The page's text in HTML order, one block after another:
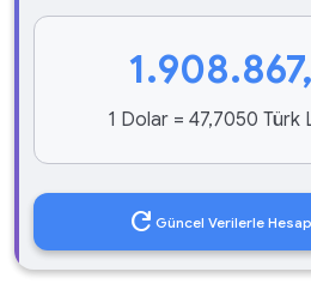
1 Dolar = 47,7050 Türk
refresh Güncel Verilerle